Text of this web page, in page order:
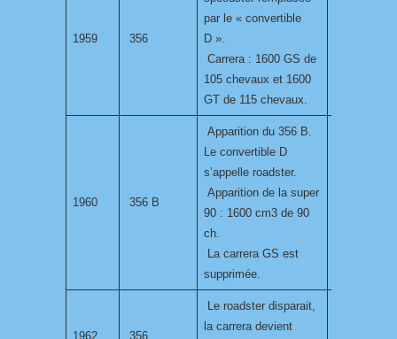
1959 356
par le « convertible
D ».
Carrera : 1600 GS de
105 chevaux et 1600
GT de 115 chevaux.
1960 356 B
Apparition du 356 B.
Le convertible D
s’appelle roadster.
Apparition de la super
90 : 1600 cm3 de 90
ch.
La carrera GS est
supprimée.
1962 356
Le roadster disparait,
la carrera devient